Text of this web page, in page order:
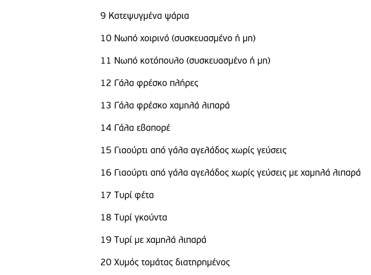
9 Κατεψυγμένα ψάρια
10 Νωπό χοιρινό (συσκευασμένο ή μη)
11 Νωπό κοτόπουλο (συσκευασμένο ή μη)
12 Γάλα φρέσκο πλήρες
13 Γάλα φρέσκο χαμηλά λιπαρά
14 Γάλα εβαπορέ
15 Γιαούρτι από γάλα αγελάδος χωρίς γεύσεις
16 Γιαούρτι από γάλα αγελάδος χωρίς γεύσεις με χαμηλά λιπαρά
17 Τυρί φέτα
18 Τυρί γκούντα
19 Τυρί με χαμηλά λιπαρά
20 Χυμός τομάτας διατηρημένος